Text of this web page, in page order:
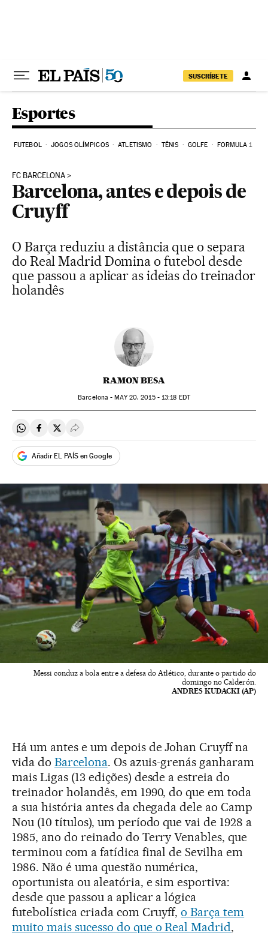
SUSCRÍBETE
Esportes
FUTEBOL JOGOS OLÍMPICOS ATLETISMO TÊNIS GOLFE FORMULA 1
FC BARCELONA
Barcelona, antes e depois de
Cruyff
O Barça reduziu a distância que o separa
do Real Madrid Domina o futebol desde
que passou a aplicar as ideias do treinador
holandês
RAMON BESA
Barcelona -MAY20, 2015 - 13:18 EDT
Compartir en Whatsapp
Compartir en Facebook
Compartir en Twitter
Desplegar Redes Sociales
Añadir EL PAÍS en Google
Messi conduz a bola entre a defesa do Atlético, durante o partido do
domingo no Calderón.
ANDRES KUDACKI (AP)
Há um antes e um depois de Johan Cruyff na
vida do Barcelona. Os azuis-grenás ganharam
mais Ligas (13 edições) desde a estreia do
treinador holandês, em 1990, do que em toda
a sua história antes da chegada dele ao Camp
Nou (10 títulos), um período que vai de 1928 a
1985, ano do reinado do Terry Venables, que
terminou com a fatídica final de Sevilha em
1986. Não é uma questão numérica,
oportunista ou aleatória, e sim esportiva:
desde que passou a aplicar a lógica
futebolística criada com Cruyff,o Barça tem
muito mais sucesso do que o Real Madrid,